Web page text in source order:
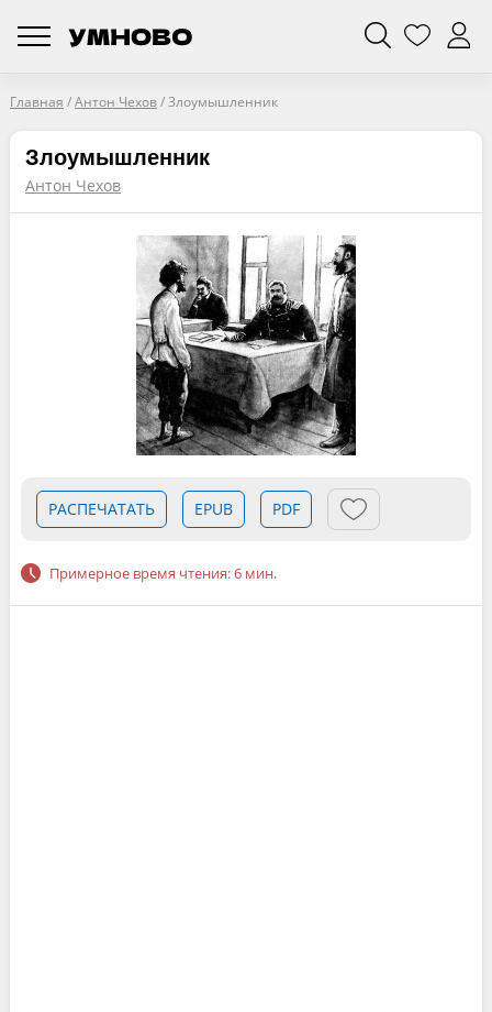
Главная /Антон Чехов/Злоумышленник
Злоумышленник
Антон Чехов
РАСПЕЧАТАТЬ EPUB PDF
Примерное время чтения: 6 мин.